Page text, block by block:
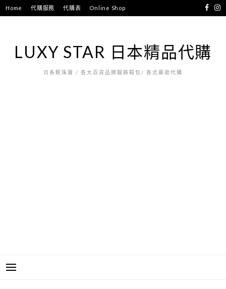
跳
至
Home 代購服務 代購表 Online Shop
LUXY STAR 日本精品代購
日系輕珠寶 / 各大百貨品牌服飾鞋包/ 各式藥妝代購